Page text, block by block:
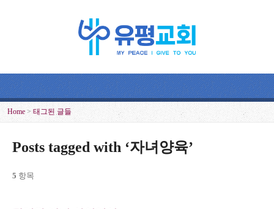
Home >태그된 글들
Posts tagged with ‘자녀양육’
5 항목